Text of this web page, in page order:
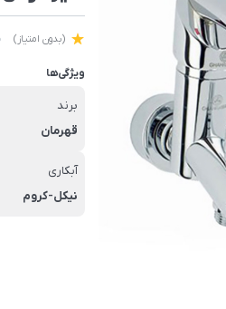
(بدون امتیاز)
ویژگی‌ها
برند
قهرمان
آبکاری
نیکل-کروم